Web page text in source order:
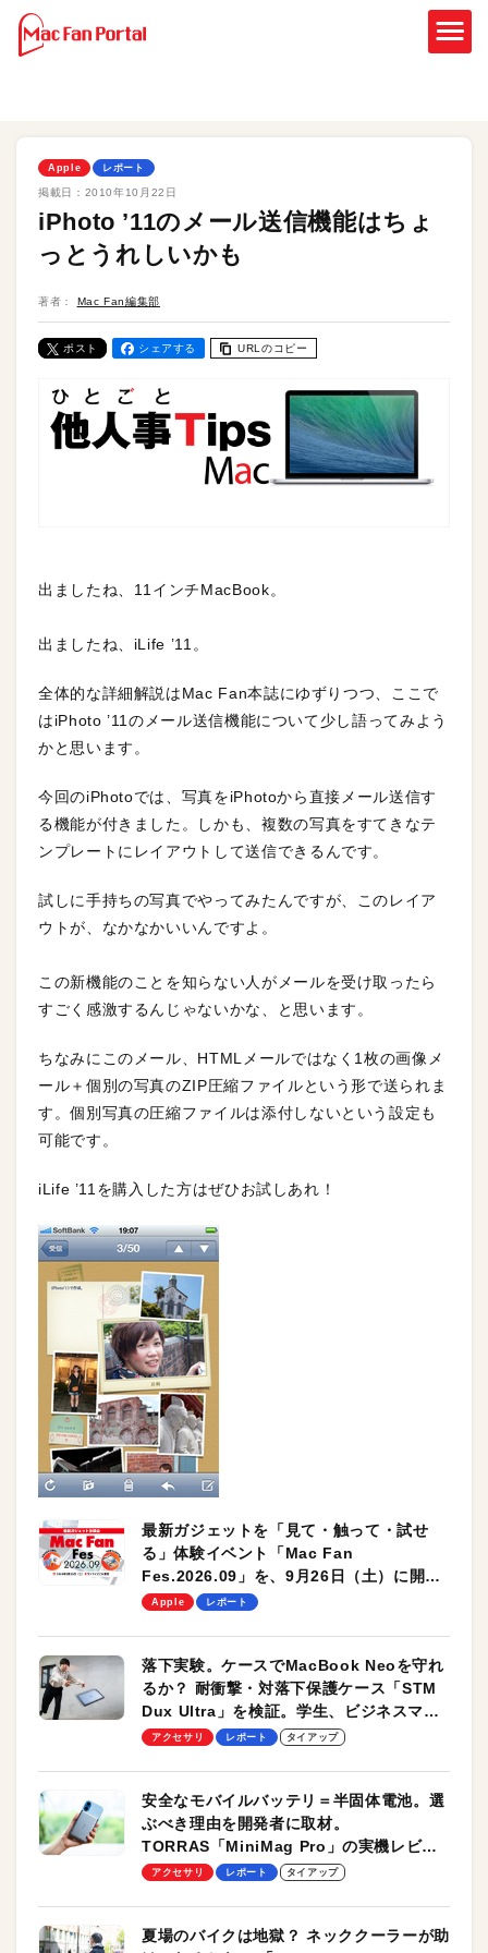
Apple レポート
掲載日： 2010年10月22日
iPhoto ’11のメール送信機能はちょ
っとうれしいかも
著者： Mac Fan編集部
ポスト シェアする URLのコピー
出ましたね、11インチMacBook。
出ましたね、iLife ’11。
全体的な詳細解説はMac Fan本誌にゆずりつつ、ここで
はiPhoto ’11のメール送信機能について少し語ってみよう
かと思います。
今回のiPhotoでは、写真をiPhotoから直接メール送信す
る機能が付きました。しかも、複数の写真をすてきなテ
ンプレートにレイアウトして送信できるんです。
試しに手持ちの写真でやってみたんですが、このレイア
ウトが、なかなかいいんですよ。
この新機能のことを知らない人がメールを受け取ったら
すごく感激するんじゃないかな、と思います。
ちなみにこのメール、HTMLメールではなく1枚の画像メ
ール＋個別の写真のZIP圧縮ファイルという形で送られま
す。個別写真の圧縮ファイルは添付しないという設定も
可能です。
iLife ’11を購入した方はぜひお試しあれ！
最新ガジェットを「見て・触って・試せ
る」体験イベント「Mac Fan
Fes.2026.09」を、9月26日（土）に開催
します！
Apple レポート
落下実験。ケースでMacBook Neoを守れ
るか？ 耐衝撃・対落下保護ケース「STM
Dux Ultra」を検証。学生、ビジネスマン
のモバイルユースに最適！
アクセサリ レポート タイアップ
安全なモバイルバッテリ＝半固体電池。選
ぶべき理由を開発者に取材。
TORRAS「MiniMag Pro」の実機レビュ
ーも
アクセサリ レポート タイアップ
夏場のバイクは地獄？ ネッククーラーが助